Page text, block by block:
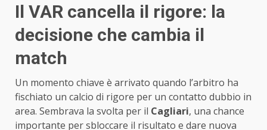
Il VAR cancella il rigore: la
decisione che cambia il
match
Un momento chiave è arrivato quando l’arbitro ha
fischiato un calcio di rigore per un contatto dubbio in
area. Sembrava la svolta per il Cagliari, una chance
importante per sbloccare il risultato e dare nuova